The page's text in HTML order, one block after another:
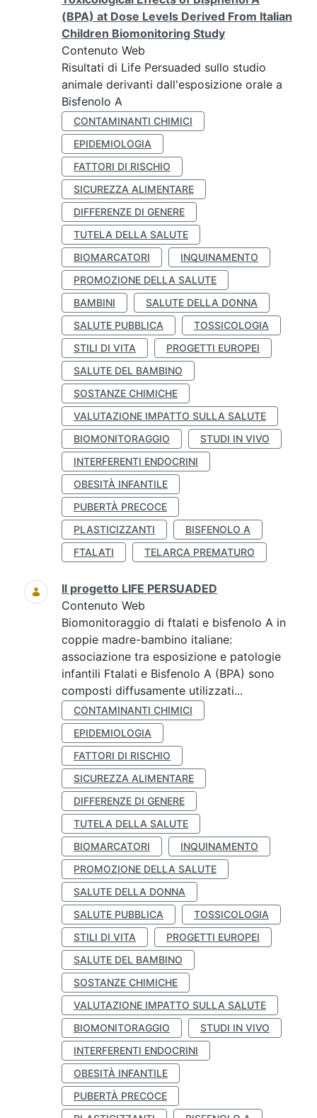
(BPA) at Dose Levels Derived From Italian
Children Biomonitoring Study
Contenuto Web
Risultati di Life Persuaded sullo studio
animale derivanti dall'esposizione orale a
Bisfenolo A
CONTAMINANTI CHIMICI
EPIDEMIOLOGIA
FATTORI DI RISCHIO
SICUREZZA ALIMENTARE
DIFFERENZE DI GENERE
TUTELA DELLA SALUTE
BIOMARCATORI
INQUINAMENTO
PROMOZIONE DELLA SALUTE
BAMBINI
SALUTE DELLA DONNA
SALUTE PUBBLICA
TOSSICOLOGIA
STILI DI VITA
PROGETTI EUROPEI
SALUTE DEL BAMBINO
SOSTANZE CHIMICHE
VALUTAZIONE IMPATTO SULLA SALUTE
BIOMONITORAGGIO
STUDI IN VIVO
INTERFERENTI ENDOCRINI
OBESITÀ INFANTILE
PUBERTÀ PRECOCE
PLASTICIZZANTI
BISFENOLO A
FTALATI
TELARCA PREMATURO
Il progetto LIFE PERSUADED
Contenuto Web
Biomonitoraggio di ftalati e bisfenolo A in
coppie madre-bambino italiane:
associazione tra esposizione e patologie
infantili Ftalati e Bisfenolo A (BPA) sono
composti diffusamente utilizzati...
CONTAMINANTI CHIMICI
EPIDEMIOLOGIA
FATTORI DI RISCHIO
SICUREZZA ALIMENTARE
DIFFERENZE DI GENERE
TUTELA DELLA SALUTE
BIOMARCATORI
INQUINAMENTO
PROMOZIONE DELLA SALUTE
SALUTE DELLA DONNA
SALUTE PUBBLICA
TOSSICOLOGIA
STILI DI VITA
PROGETTI EUROPEI
SALUTE DEL BAMBINO
SOSTANZE CHIMICHE
VALUTAZIONE IMPATTO SULLA SALUTE
BIOMONITORAGGIO
STUDI IN VIVO
INTERFERENTI ENDOCRINI
OBESITÀ INFANTILE
PUBERTÀ PRECOCE